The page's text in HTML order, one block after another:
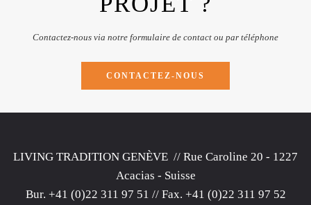
Contactez-nous via notre formulaire de contact ou par téléphone
CONTACTEZ-NOUS
LIVING TRADITION GENÈVE // Rue Caroline 20 - 1227
Acacias - Suisse
Bur. +41 (0)22 311 97 51 // Fax. +41 (0)22 311 97 52